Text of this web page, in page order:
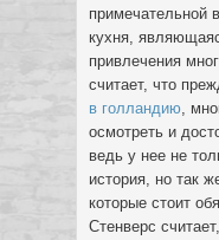
примечательной
кухня,
привлечения
считает, что
в голландию,
осмотреть и
ведь у нее не
история, но так
которые стоит
Стенверс